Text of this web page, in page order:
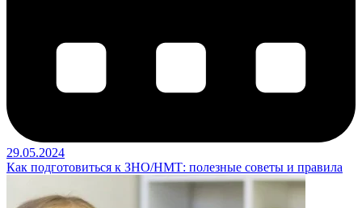
29.05.2024
Как подготовиться к ЗНО/НМТ: полезные советы и правила